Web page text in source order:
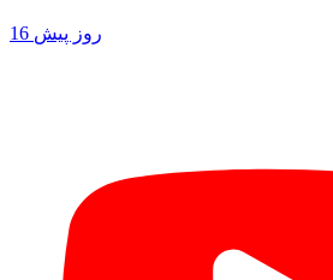
16 روز پیش